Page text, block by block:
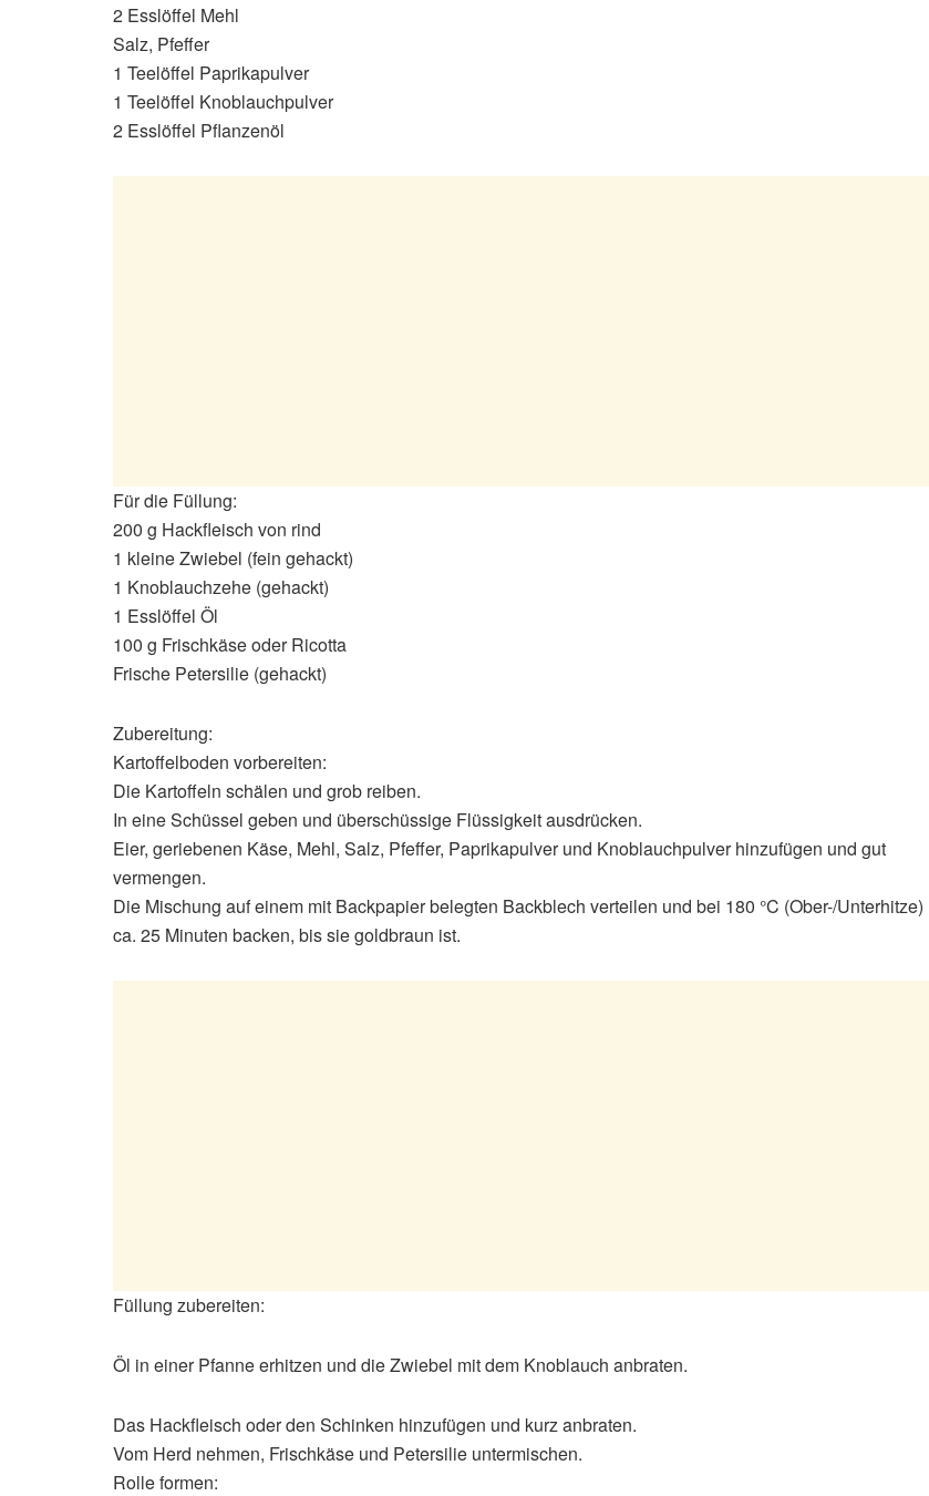
2 Esslöffel Mehl
Salz, Pfeffer
1 Teelöffel Paprikapulver
1 Teelöffel Knoblauchpulver
2 Esslöffel Pflanzenöl
Für die Füllung:
200 g Hackfleisch von rind
1 kleine Zwiebel (fein gehackt)
1 Knoblauchzehe (gehackt)
1 Esslöffel Öl
100 g Frischkäse oder Ricotta
Frische Petersilie (gehackt)
Zubereitung:
Kartoffelboden vorbereiten:
Die Kartoffeln schälen und grob reiben.
In eine Schüssel geben und überschüssige Flüssigkeit ausdrücken.
Eier, geriebenen Käse, Mehl, Salz, Pfeffer, Paprikapulver und Knoblauchpulver hinzufügen und gut
vermengen.
Die Mischung auf einem mit Backpapier belegten Backblech verteilen und bei 180 °C (Ober-/Unterhitze)
ca. 25 Minuten backen, bis sie goldbraun ist.
Füllung zubereiten:
Öl in einer Pfanne erhitzen und die Zwiebel mit dem Knoblauch anbraten.
Das Hackfleisch oder den Schinken hinzufügen und kurz anbraten.
Vom Herd nehmen, Frischkäse und Petersilie untermischen.
Rolle formen: